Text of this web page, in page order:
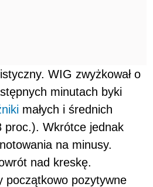
WIG zwyżkował o
minutach byki
małych i średnich
proc.). Wkrótce jednak
na minusy.
nad kreskę.
początkowo pozytywne